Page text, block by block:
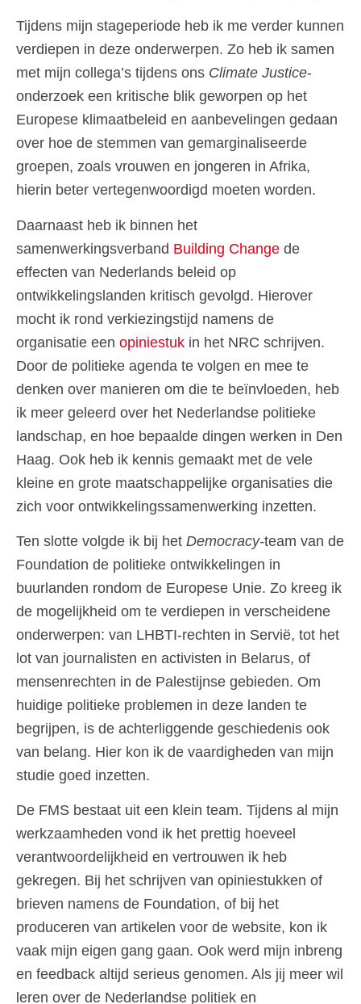
Tijdens mijn stageperiode heb ik me verder kunnen
verdiepen in deze onderwerpen. Zo heb ik samen
met mijn collega’s tijdens ons Climate Justice-
onderzoek een kritische blik geworpen op het
Europese klimaatbeleid en aanbevelingen gedaan
over hoe de stemmen van gemarginaliseerde
groepen, zoals vrouwen en jongeren in Afrika,
hierin beter vertegenwoordigd moeten worden.
Daarnaast heb ik binnen het
samenwerkingsverband Building Change de
effecten van Nederlands beleid op
ontwikkelingslanden kritisch gevolgd. Hierover
mocht ik rond verkiezingstijd namens de
organisatie een opiniestuk in het NRC schrijven.
Door de politieke agenda te volgen en mee te
denken over manieren om die te beïnvloeden, heb
ik meer geleerd over het Nederlandse politieke
landschap, en hoe bepaalde dingen werken in Den
Haag. Ook heb ik kennis gemaakt met de vele
kleine en grote maatschappelijke organisaties die
zich voor ontwikkelingssamenwerking inzetten.
Ten slotte volgde ik bij het Democracy-team van de
Foundation de politieke ontwikkelingen in
buurlanden rondom de Europese Unie. Zo kreeg ik
de mogelijkheid om te verdiepen in verscheidene
onderwerpen: van LHBTI-rechten in Servië, tot het
lot van journalisten en activisten in Belarus, of
mensenrechten in de Palestijnse gebieden. Om
huidige politieke problemen in deze landen te
begrijpen, is de achterliggende geschiedenis ook
van belang. Hier kon ik de vaardigheden van mijn
studie goed inzetten.
De FMS bestaat uit een klein team. Tijdens al mijn
werkzaamheden vond ik het prettig hoeveel
verantwoordelijkheid en vertrouwen ik heb
gekregen. Bij het schrijven van opiniestukken of
brieven namens de Foundation, of bij het
produceren van artikelen voor de website, kon ik
vaak mijn eigen gang gaan. Ook werd mijn inbreng
en feedback altijd serieus genomen. Als jij meer wil
leren over de Nederlandse politiek en